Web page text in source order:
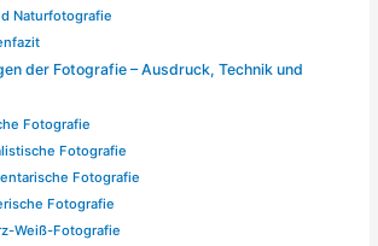
Naturfotografie
der Fotografie – Ausdruck, Technik und
Fotografie
Fotografie
Fotografie
Fotografie
Weiß-Fotografie